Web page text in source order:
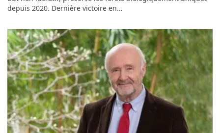
depuis 2020. Dernière victoire en…